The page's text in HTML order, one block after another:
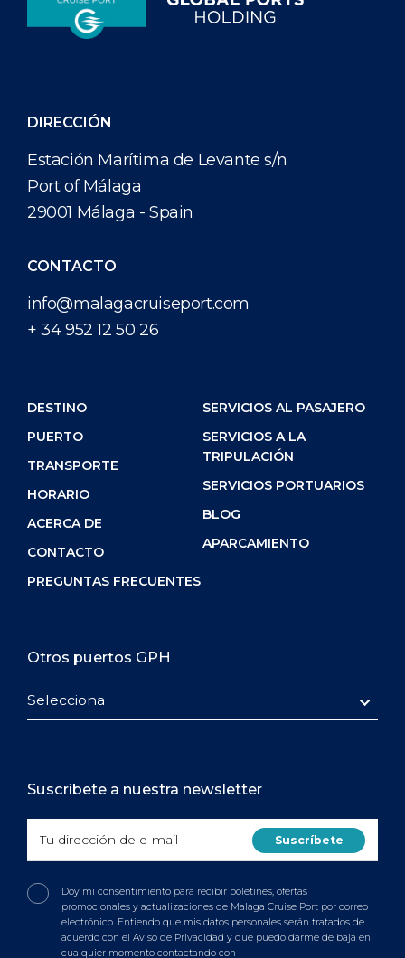
DIRECCIÓN
Estación Marítima de Levante s/n
Port of Málaga
29001 Málaga - Spain
CONTACTO
info@malagacruiseport.com
+ 34 952 12 50 26
DESTINO
PUERTO
TRANSPORTE
HORARIO
ACERCA DE
CONTACTO
PREGUNTAS FRECUENTES
SERVICIOS AL PASAJERO
SERVICIOS A LA
TRIPULACIÓN
SERVICIOS PORTUARIOS
BLOG
APARCAMIENTO
Otros puertos GPH
Selecciona
Suscríbete a nuestra newsletter
Doy mi consentimiento para recibir boletines, ofertas
promocionales y actualizaciones de Malaga Cruise Port por correo
electrónico. Entiendo que mis datos personales serán tratados de
acuerdo con el Aviso de Privacidad y que puedo darme de baja en
cualquier momento contactando con